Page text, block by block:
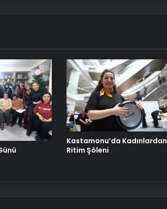
Kastamonu’da Kadınlardan
Ritim Şöleni